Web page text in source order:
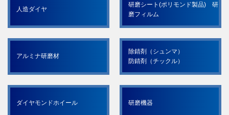
人造ダイヤ
研磨シート(ポリモンド製品) 研
磨フィルム
アルミナ研磨材
除錆剤（シュンマ）
防錆剤（チックル）
ダイヤモンドホイール 研磨機器